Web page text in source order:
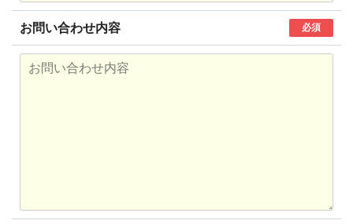
お問い合わせ内容 必須